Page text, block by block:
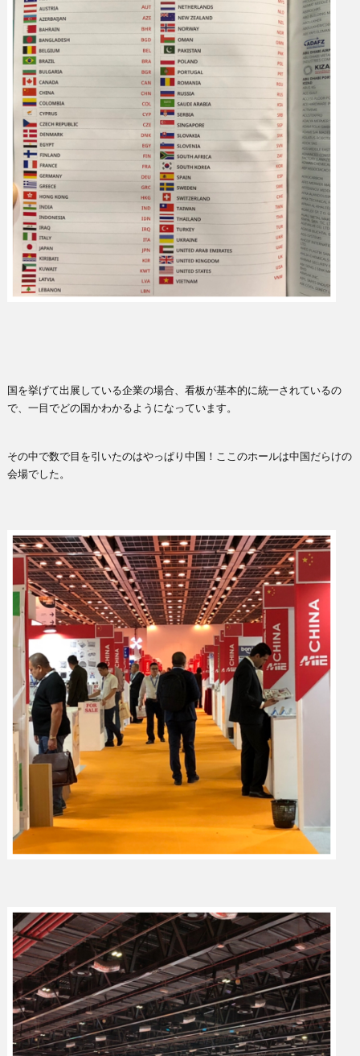
国を挙げて出展している企業の場合、看板が基本的に統一されているの
で、一目でどの国かわかるようになっています。
その中で数で目を引いたのはやっぱり中国！ここのホールは中国だらけの
会場でした。